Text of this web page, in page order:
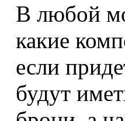
В любой
какие
если
будут